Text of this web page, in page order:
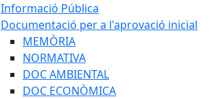
Informació Pública
Documentació per a l'aprovació inicial
MEMÒRIA
NORMATIVA
DOC AMBIENTAL
DOC ECONÒMICA